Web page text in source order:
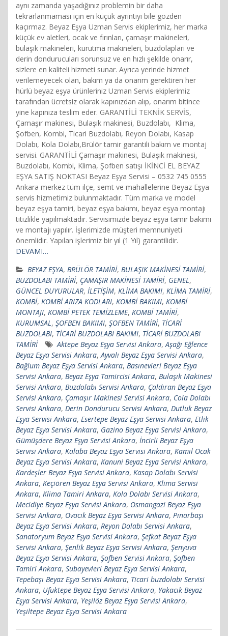
aynı zamanda yaşadığınız problemin bir daha
tekrarlanmaması için en küçük ayrıntıyı bile gözden
kaçırmaz. Beyaz Eşya Uzman Servis ekiplerimiz, her marka
küçük ev aletleri, ocak ve fırınları, çamaşır makineleri,
bulaşık makineleri, kurutma makineleri, buzdolapları ve
derin dondurucuları sorunsuz ve en hızlı şekilde onarır,
sizlere en kaliteli hizmeti sunar. Ayrıca yerinde hizmet
verilemeyecek olan, bakım ya da onarım gerektiren her
hürlü beyaz eşya ürünleriniz Uzman Servis ekiplerimiz
tarafından ücretsiz olarak kapınızdan alıp, onarım bitince
yine kapınıza teslim eder. GARANTİLİ TEKNİK SERVİS,
Çamaşır makinesi, Bulaşık makinesi, Buzdolabı, Klima,
Şofben, Kombi, Ticari Buzdolabı, Reyon Dolabı, Kasap
Dolabı, Kola Dolabı,Brülör tamir garantili bakım ve montaj
servisi. GARANTİLİ Çamaşır makinesi, Bulaşık makinesi,
Buzdolabı, Kombi, Klima, Şofben satışı İKİNCİ EL BEYAZ
EŞYA SATIŞ NOKTASI Beyaz Eşya Servisi – 0532 745 0555
Ankara merkez tüm ilçe, semt ve mahallelerine Beyaz Eşya
servis hizmetimiz bulunmaktadır. Tüm marka ve model
beyaz eşya tamiri, beyaz eşya bakımı, beyaz eşya montajı
titizlikle yapılmaktadır. Servisimizde beyaz eşya tamir bakımı
ve montajı yapılır. İşlerimizde müşteri memnuniyeti
önemlidir. Yapılan işlerimiz bir yıl (1 Yıl) garantilidir.
DEVAMI…
BEYAZ EŞYA, BRÜLÖR TAMİRİ, BULAŞIK MAKİNESİ TAMİRİ,
BUZDOLABI TAMİRİ, ÇAMAŞIR MAKİNESİ TAMİRİ, GENEL,
GÜNCEL DUYURULAR, İLETİŞİM, KLİMA BAKIMI, KLİMA TAMİRİ,
KOMBİ, KOMBİ ARIZA KODLARI, KOMBİ BAKIMI, KOMBİ
MONTAJI, KOMBİ PETEK TEMİZLEME, KOMBİ TAMİRİ,
KURUMSAL, ŞOFBEN BAKIMI, ŞOFBEN TAMİRİ, TİCARİ
BUZDOLABI, TİCARİ BUZDOLABI BAKIMI, TİCARİ BUZDOLABI
TAMİRİ
Aktepe Beyaz Eşya Servisi Ankara,Aşağı Eğlence
Beyaz Eşya Servisi Ankara,Ayvalı Beyaz Eşya Servisi Ankara,
Bağlum Beyaz Eşya Servisi Ankara, Basınevleri Beyaz Eşya
Servisi Ankara, Beyaz Eşya Tamircisi Ankara, Bulaşık Makinesi
Servisi Ankara, Buzdolabı Servisi Ankara, Çaldıran Beyaz Eşya
Servisi Ankara, Çamaşır Makinesi Servisi Ankara, Cola Dolabı
Servisi Ankara, Derin Dondurucu Servisi Ankara, Dutluk Beyaz
Eşya Servisi Ankara, Esertepe Beyaz Eşya Servisi Ankara, Etlik
Beyaz Eşya Servisi Ankara, Gazino Beyaz Eşya Servisi Ankara,
Gümüşdere Beyaz Eşya Servisi Ankara, İncirli Beyaz Eşya
Servisi Ankara, Kalaba Beyaz Eşya Servisi Ankara, Kamil Ocak
Beyaz Eşya Servisi Ankara, Kanuni Beyaz Eşya Servisi Ankara,
Kardeşler Beyaz Eşya Servisi Ankara, Kasap Dolabı Servisi
Ankara, Keçiören Beyaz Eşya Servisi Ankara, Klima Servisi
Ankara, Klima Tamiri Ankara, Kola Dolabı Servisi Ankara,
Mecidiye Beyaz Eşya Servisi Ankara, Osmangazi Beyaz Eşya
Servisi Ankara, Ovacık Beyaz Eşya Servisi Ankara, Pınarbaşı
Beyaz Eşya Servisi Ankara, Reyon Dolabı Servisi Ankara,
Sanatoryum Beyaz Eşya Servisi Ankara, Şefkat Beyaz Eşya
Servisi Ankara, Şenlik Beyaz Eşya Servisi Ankara, Şenyuva
Beyaz Eşya Servisi Ankara, Şofben Servisi Ankara, Şofben
Tamiri Ankara, Subayevleri Beyaz Eşya Servisi Ankara,
Tepebaşı Beyaz Eşya Servisi Ankara, Ticari buzdolabı Servisi
Ankara, Ufuktepe Beyaz Eşya Servisi Ankara, Yakacık Beyaz
Eşya Servisi Ankara, Yeşilöz Beyaz Eşya Servisi Ankara,
Yeşiltepe Beyaz Eşya Servisi Ankara